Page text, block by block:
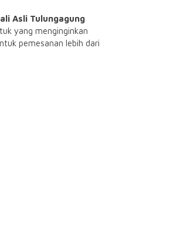
Asli Tulungagung
yang menginginkan
pemesanan lebih dari